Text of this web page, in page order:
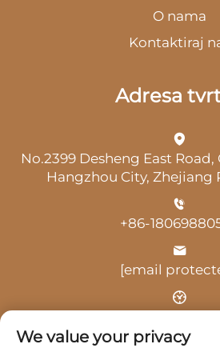
O nama
Kontaktiraj
Adresa
No.2399 Desheng East
Hangzhou City, Zhejiang
+86-
[email
We value your privacy